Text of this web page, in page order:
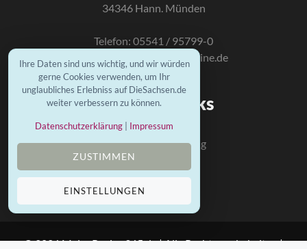
34346 Hann. Münden
Telefon: 05541 / 95799-0
info@mundus-online.de
Wichtige Links
Kontakt
Datenschutzerklärung
Impressum
Mundus Homepage
© 2026 MeineRegion365.de | Alle Rechte vorbehalten |
Ihre Daten sind uns wichtig, und wir würden
gerne Cookies verwenden, um Ihr
unglaubliches Erlebniss auf DieSachsen.de
weiter verbessern zu können.
Datenschutzerklärung Impressum
ZUSTIMMEN
EINSTELLUNGEN